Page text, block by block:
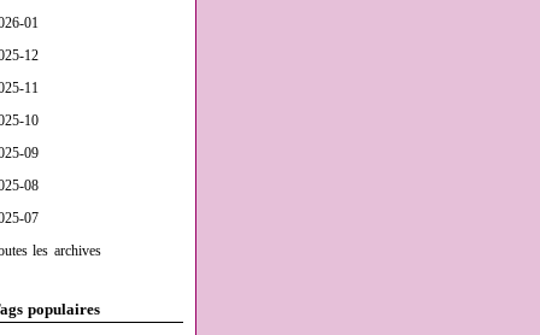
01
12
11
10
09
08
07
les archives
populaires